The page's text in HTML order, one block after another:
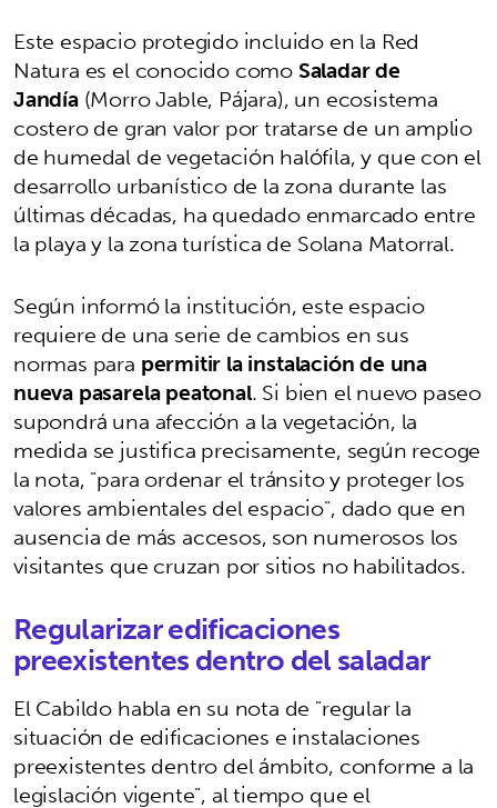
Este espacio protegido incluido en la Red
Natura es el conocido comoSaladar de
Jandía(Morro Jable, Pájara), un ecosistema
costero de gran valor por tratarse de un amplio
de humedal de vegetación halófila, y que con el
desarrollo urbanístico de la zona durante las
últimas décadas, ha quedado enmarcado entre
la playa y la zona turística de Solana Matorral.
Según informó la institución, este espacio
requiere de una serie de cambios en sus
normas para permitir la instalación de una
nueva pasarela peatonal. Si bien el nuevo paseo
supondrá una afección a la vegetación, la
medida se justifica precisamente, según recoge
la nota, "para ordenar el tránsito y proteger los
valores ambientales del espacio", dado que en
ausencia de más accesos, son numerosos los
visitantes que cruzan por sitios no habilitados.
Regularizar edificaciones
preexistentes dentro del saladar
El Cabildo habla en su nota de "regular la
situación de edificaciones e instalaciones
preexistentes dentro del ámbito, conforme a la
legislación vigente", al tiempo que el